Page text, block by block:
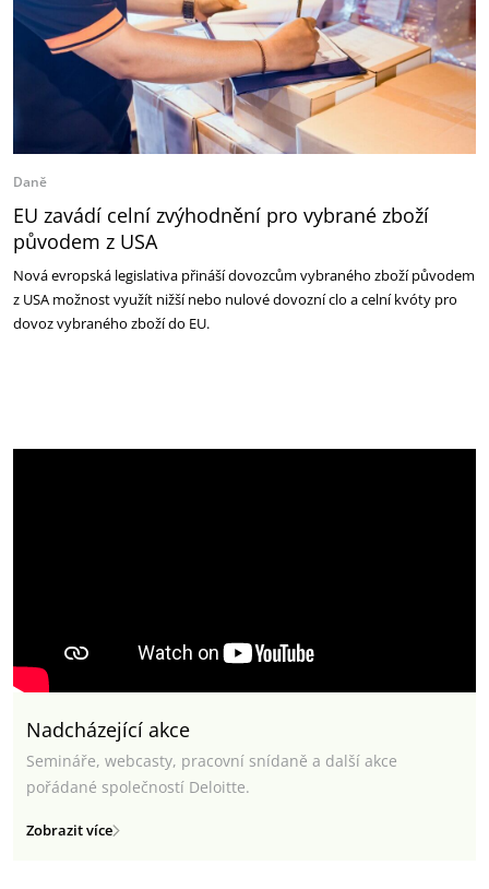
Daně
EU zavádí celní zvýhodnění pro vybrané zboží
původem z USA
Nová evropská legislativa přináší dovozcům vybraného zboží původem
z USA možnost využít nižší nebo nulové dovozní clo a celní kvóty pro
dovoz vybraného zboží do EU.
Nadcházející akce
Semináře, webcasty, pracovní snídaně a další akce
pořádané společností Deloitte.
Zobrazit více